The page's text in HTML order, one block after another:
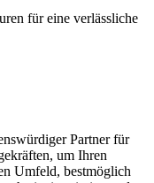
für eine verlässliche
Partner für
um Ihren
Umfeld, bestmöglich